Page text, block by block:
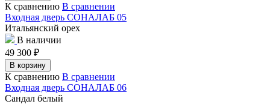
К сравнению В сравнении
Входная дверь СОНАЛАБ 05
Итальянский орех
В наличии
49 300 ₽
В корзину
К сравнению В сравнении
Входная дверь СОНАЛАБ 06
Сандал белый